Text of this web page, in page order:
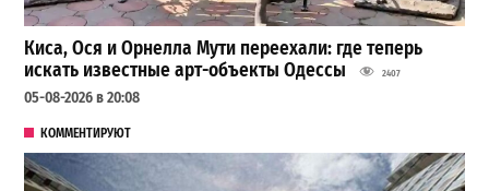
Киса, Ося и Орнелла Мути переехали: где теперь
искать известные арт-объекты Одессы
2407
05-08-2026 в 20:08
КОММЕНТИРУЮТ